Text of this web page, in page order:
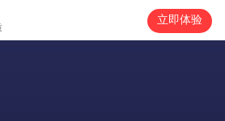
立即体验